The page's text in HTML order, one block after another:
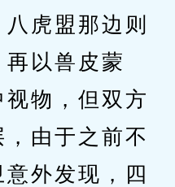
虎盟那边则
以兽皮蒙
物，但双方
由于之前不
外发现，四